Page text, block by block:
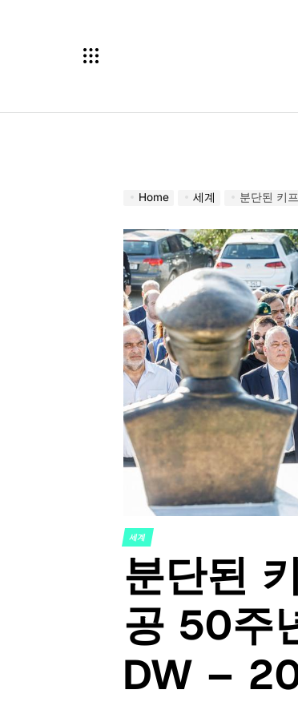
Home 세계 분단된 키
POSTED
IN
세계
분단된
공 50주
DW –